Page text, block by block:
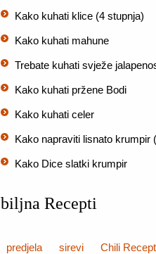
Kako kuhati klice (4 stupnja)
Kako kuhati mahune
Trebate kuhati svježe
Kako kuhati pržene Bodi
Kako kuhati celer
Kako napraviti lisnato krumpir
Kako Dice slatki krumpir
biljna Recepti
predjela sirevi Chili